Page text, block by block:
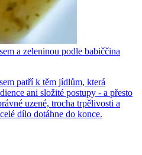
a zeleninou podle babiččina
patří k těm jídlům, která
ani složité postupy - a přesto
uzené, trocha trpělivosti a
dílo dotáhne do konce.